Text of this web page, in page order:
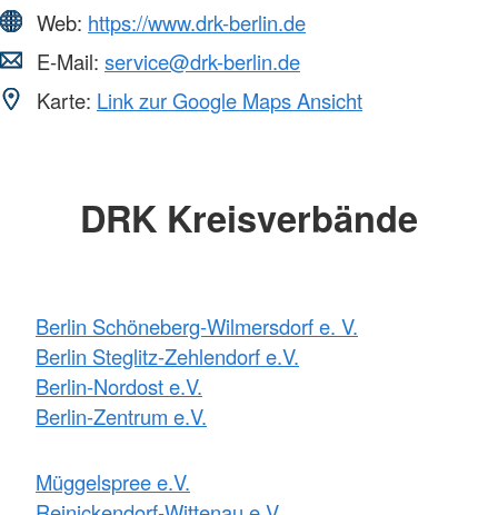
Web: https://www.drk-berlin.de
E-Mail: service@drk-berlin.de
Karte: Link zur Google Maps Ansicht
DRK Kreisverbände
Berlin Schöneberg-Wilmersdorf e. V.
Berlin Steglitz-Zehlendorf e.V.
Berlin-Nordost e.V.
Berlin-Zentrum e.V.
Müggelspree e.V.